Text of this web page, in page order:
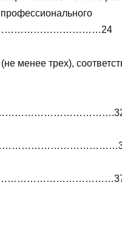
менее трех),